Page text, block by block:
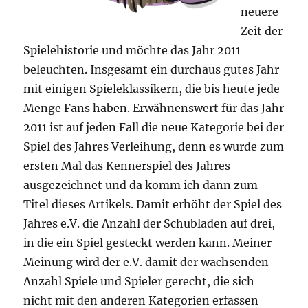
neuere
Zeit der
Spielehistorie und möchte das Jahr 2011
beleuchten. Insgesamt ein durchaus gutes Jahr
mit einigen Spieleklassikern, die bis heute jede
Menge Fans haben. Erwähnenswert für das Jahr
2011 ist auf jeden Fall die neue Kategorie bei der
Spiel des Jahres Verleihung, denn es wurde zum
ersten Mal das Kennerspiel des Jahres
ausgezeichnet und da komm ich dann zum
Titel dieses Artikels. Damit erhöht der Spiel des
Jahres e.V. die Anzahl der Schubladen auf drei,
in die ein Spiel gesteckt werden kann. Meiner
Meinung wird der e.V. damit der wachsenden
Anzahl Spiele und Spieler gerecht, die sich
nicht mit den anderen Kategorien erfassen